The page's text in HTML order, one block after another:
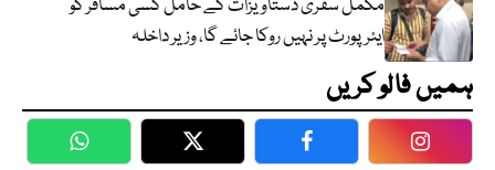
مکمل سفری دستاویزات کے حامل کسی مسافر کو
ایئرپورٹ پر نہیں روکا جائے گا، وزیر داخلہ
ہمیں فالو کریں
WhatsApp Twitter Facebook